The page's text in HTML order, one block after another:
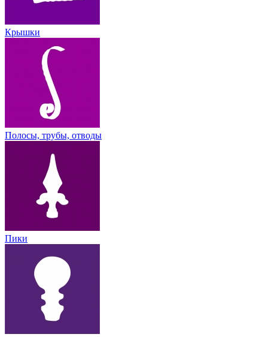
Крышки
Полосы, трубы, отводы
Пики